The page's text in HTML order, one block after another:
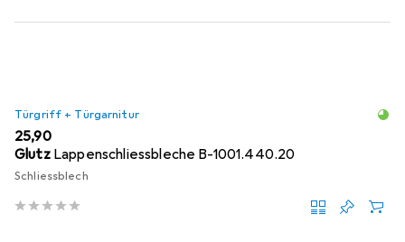
Türgriff + Türgarnitur
EUR
25,90
Glutz Lappenschliessbleche B-1001.440.20
Schliessblech